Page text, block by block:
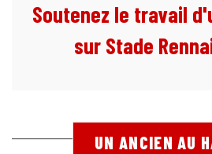
Soutenez le travail
sur Stade
UN ANCIEN AU